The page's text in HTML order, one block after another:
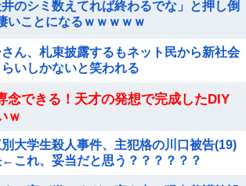
のシミ数えてれば終わるでな」と押し倒
いことになるｗｗｗｗｗ
さん、札束披露するもネット民から新社会
いしかないと笑われる
念できる！天才の発想で完成したDIY
ｗ
別大学生殺人事件、主犯格の川口被告(19)
これ、妥当だと思う？？？？？？